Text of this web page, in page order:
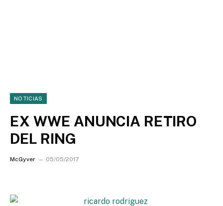
NOTICIAS
EX WWE ANUNCIA RETIRO
DEL RING
McGyver 05/05/2017